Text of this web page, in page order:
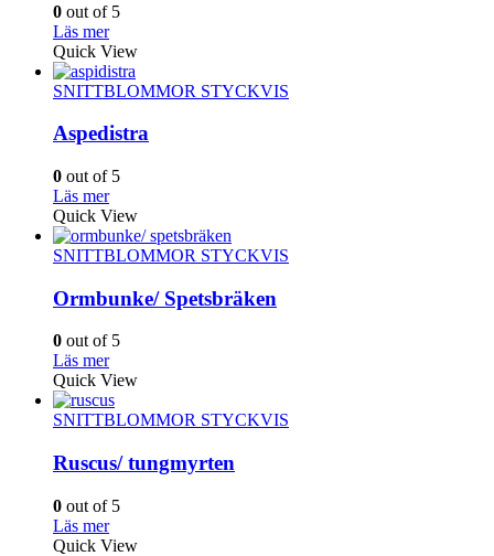
0 out of 5
Läs mer
Quick View
SNITTBLOMMOR STYCKVIS
Aspedistra
0 out of 5
Läs mer
Quick View
SNITTBLOMMOR STYCKVIS
Ormbunke/ Spetsbräken
0 out of 5
Läs mer
Quick View
SNITTBLOMMOR STYCKVIS
Ruscus/ tungmyrten
0 out of 5
Läs mer
Quick View